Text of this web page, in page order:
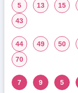
5 13 15
43
44 49 50
70
7 9 5